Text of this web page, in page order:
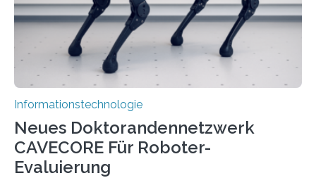
immer größer werden und riesige Datenmengen
verarbeiten müssen, steigt der Bedarf an neuen
Rechenarchitekturen. Neben Quantencomputern
rücken dabei insbesondere…
Informationstechnologie
Neues Doktorandennetzwerk
CAVECORE Für Roboter-
Evaluierung